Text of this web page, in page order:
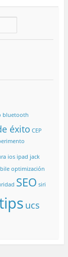
bluetooth
éxito CEP
ios ipad jack
optimización
SEO siri
ucs